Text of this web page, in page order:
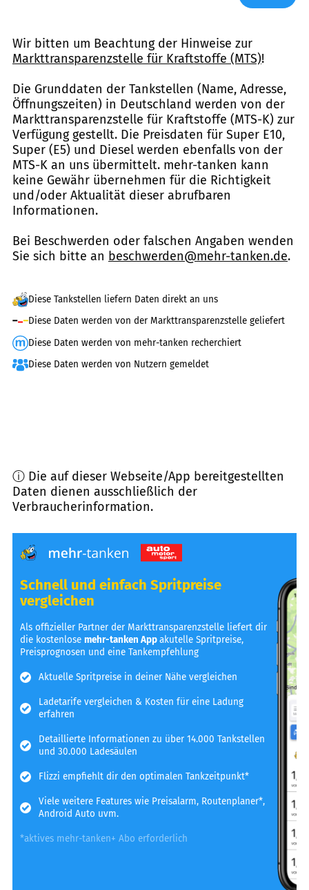
Wir bitten um Beachtung der Hinweise zur
Markttransparenzstelle für Kraftstoffe (MTS)!
Die Grunddaten der Tankstellen (Name, Adresse,
Öffnungszeiten) in Deutschland werden von der
Markttransparenzstelle für Kraftstoffe (MTS-K) zur
Verfügung gestellt. Die Preisdaten für Super E10,
Super (E5) und Diesel werden ebenfalls von der
MTS-K an uns übermittelt. mehr-tanken kann
keine Gewähr übernehmen für die Richtigkeit
und/oder Aktualität dieser abrufbaren
Informationen.
Bei Beschwerden oder falschen Angaben wenden
Sie sich bitte an beschwerden@mehr-tanken.de.
Diese Tankstellen liefern Daten direkt an uns
Diese Daten werden von der Markttransparenzstelle geliefert
Diese Daten werden von mehr-tanken recherchiert
Diese Daten werden von Nutzern gemeldet
ⓘ Die auf dieser Webseite/App bereitgestellten
Daten dienen ausschließlich der
Verbraucherinformation.
Schnell und einfach Spritpreise
vergleichen
Als offizieller Partner der Markttransparenzstelle liefert dir
die kostenlosemehr-tanken Appakutelle Spritpreise,
Preisprognosen und eine Tankempfehlung
Aktuelle Spritpreise in deiner Nähe vergleichen
Ladetarife vergleichen & Kosten für eine Ladung
erfahren
Detaillierte Informationen zu über 14.000 Tankstellen
und 30.000 Ladesäulen
Flizzi empfiehlt dir den optimalen Tankzeitpunkt*
Viele weitere Features wie Preisalarm, Routenplaner*,
Android Auto uvm.
*aktives mehr-tanken+ Abo erforderlich